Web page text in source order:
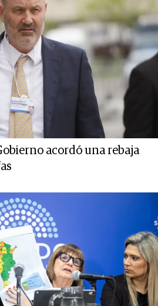
acordó una rebaja